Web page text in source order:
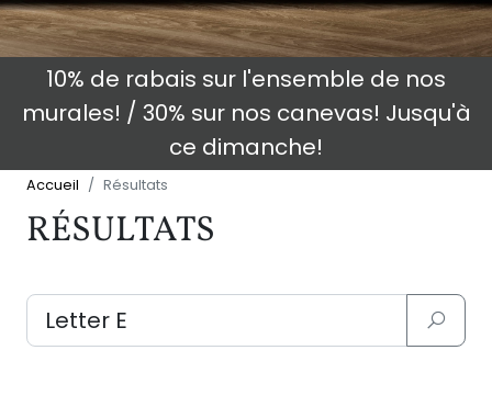
10% de rabais sur l'ensemble de nos
murales! / 30% sur nos canevas! Jusqu'à
ce dimanche!
Accueil Résultats
RÉSULTATS